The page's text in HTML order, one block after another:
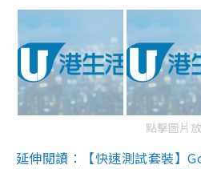
點擊圖片
延伸閱讀：【快速測試套裝】